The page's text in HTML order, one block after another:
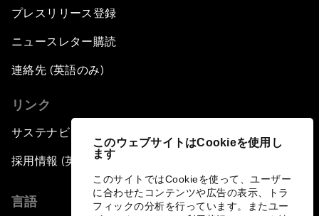
このウェブサイトはCookieを使用し
ます
このサイトではCookieを使って、ユーザー
に合わせたコンテンツや広告の表示、トラ
フィックの分析を行っています。またユー
プレスリリース登録
ニュースレター購読
連絡先 (英語のみ)
リンク
サステナビリティへの取り組み
採用情報 (英語のみ)
言語